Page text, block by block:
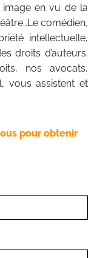
en vu de la
comédien,
intellectuelle,
droits d’auteurs.
nos avocats,
vous assistent et
pour obtenir